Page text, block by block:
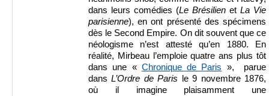
dans leurs comédies (Le Brésilien et La Vie
parisienne), en ont présenté des spécimens
dès le Second Empire. On dit souvent que ce
néologisme n’est attesté qu’en 1880. En
réalité, Mirbeau l’emploie quatre ans plus tôt
dans une « Chronique de Paris », parue
dansL’Ordre de Paris le 9 novembre 1876,
où il imagine plaisamment une